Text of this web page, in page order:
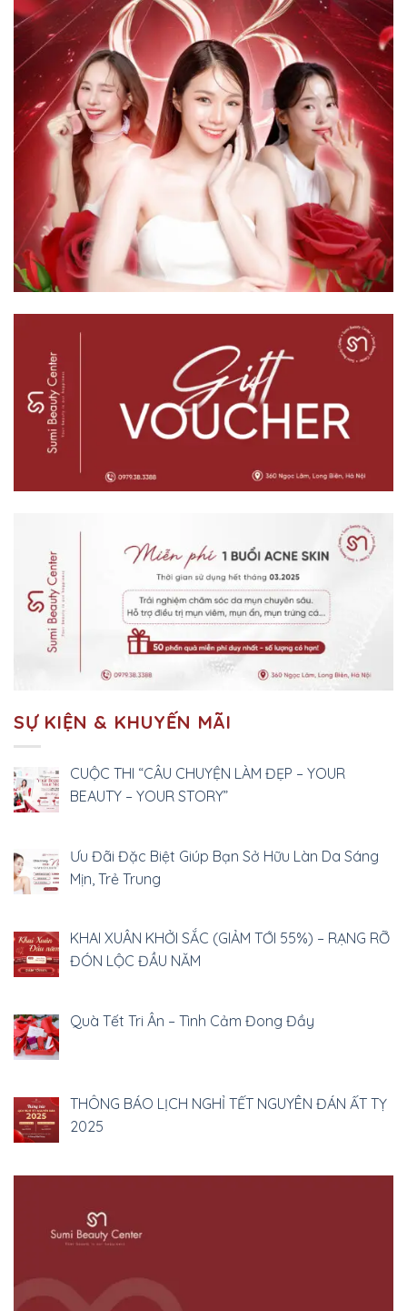
SỰ KIỆN & KHUYẾN MÃI
CUỘC THI “CÂU CHUYỆN LÀM ĐẸP – YOUR
BEAUTY – YOUR STORY”
Ưu Đãi Đặc Biệt Giúp Bạn Sở Hữu Làn Da Sáng
Mịn, Trẻ Trung
KHAI XUÂN KHỞI SẮC (GIẢM TỚI 55%) – RẠNG RỠ
ĐÓN LỘC ĐẦU NĂM
Quà Tết Tri Ân – Tình Cảm Đong Đầy
THÔNG BÁO LỊCH NGHỈ TẾT NGUYÊN ĐÁN ẤT TỴ
2025